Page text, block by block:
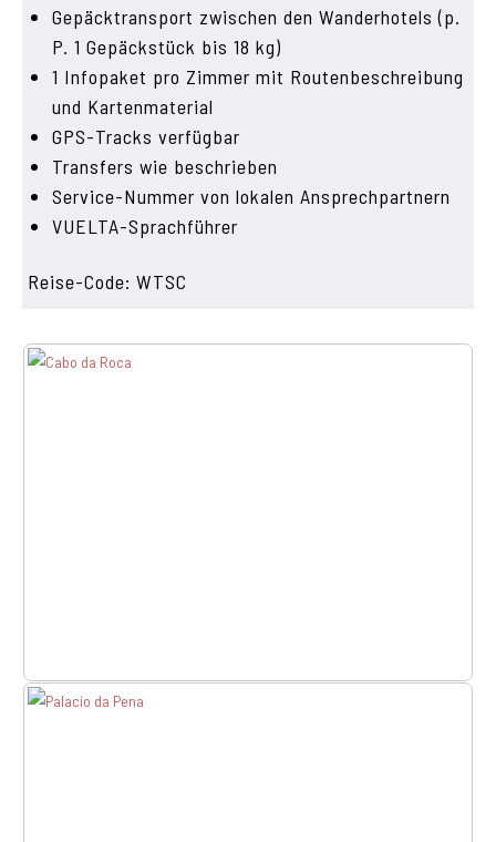
Gepäcktransport zwischen den Wanderhotels (p.
P. 1 Gepäckstück bis 18 kg)
1 Infopaket pro Zimmer mit Routenbeschreibung
und Kartenmaterial
GPS-Tracks verfügbar
Transfers wie beschrieben
Service-Nummer von lokalen Ansprechpartnern
VUELTA-Sprachführer
Reise-Code: WTSC